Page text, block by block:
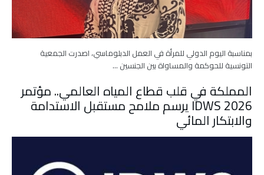
بمناسبة اليوم الدولي للمرأة في العمل الدبلوماسي، اصدرت الجمعية
التونسية للحوكمة والمساواة بين الجنسين …
المملكة في قلب قطاع المياه العالمي.. مؤتمر
IDWS 2026 يرسم ملامح مستقبل الاستدامة
والابتكار المائي